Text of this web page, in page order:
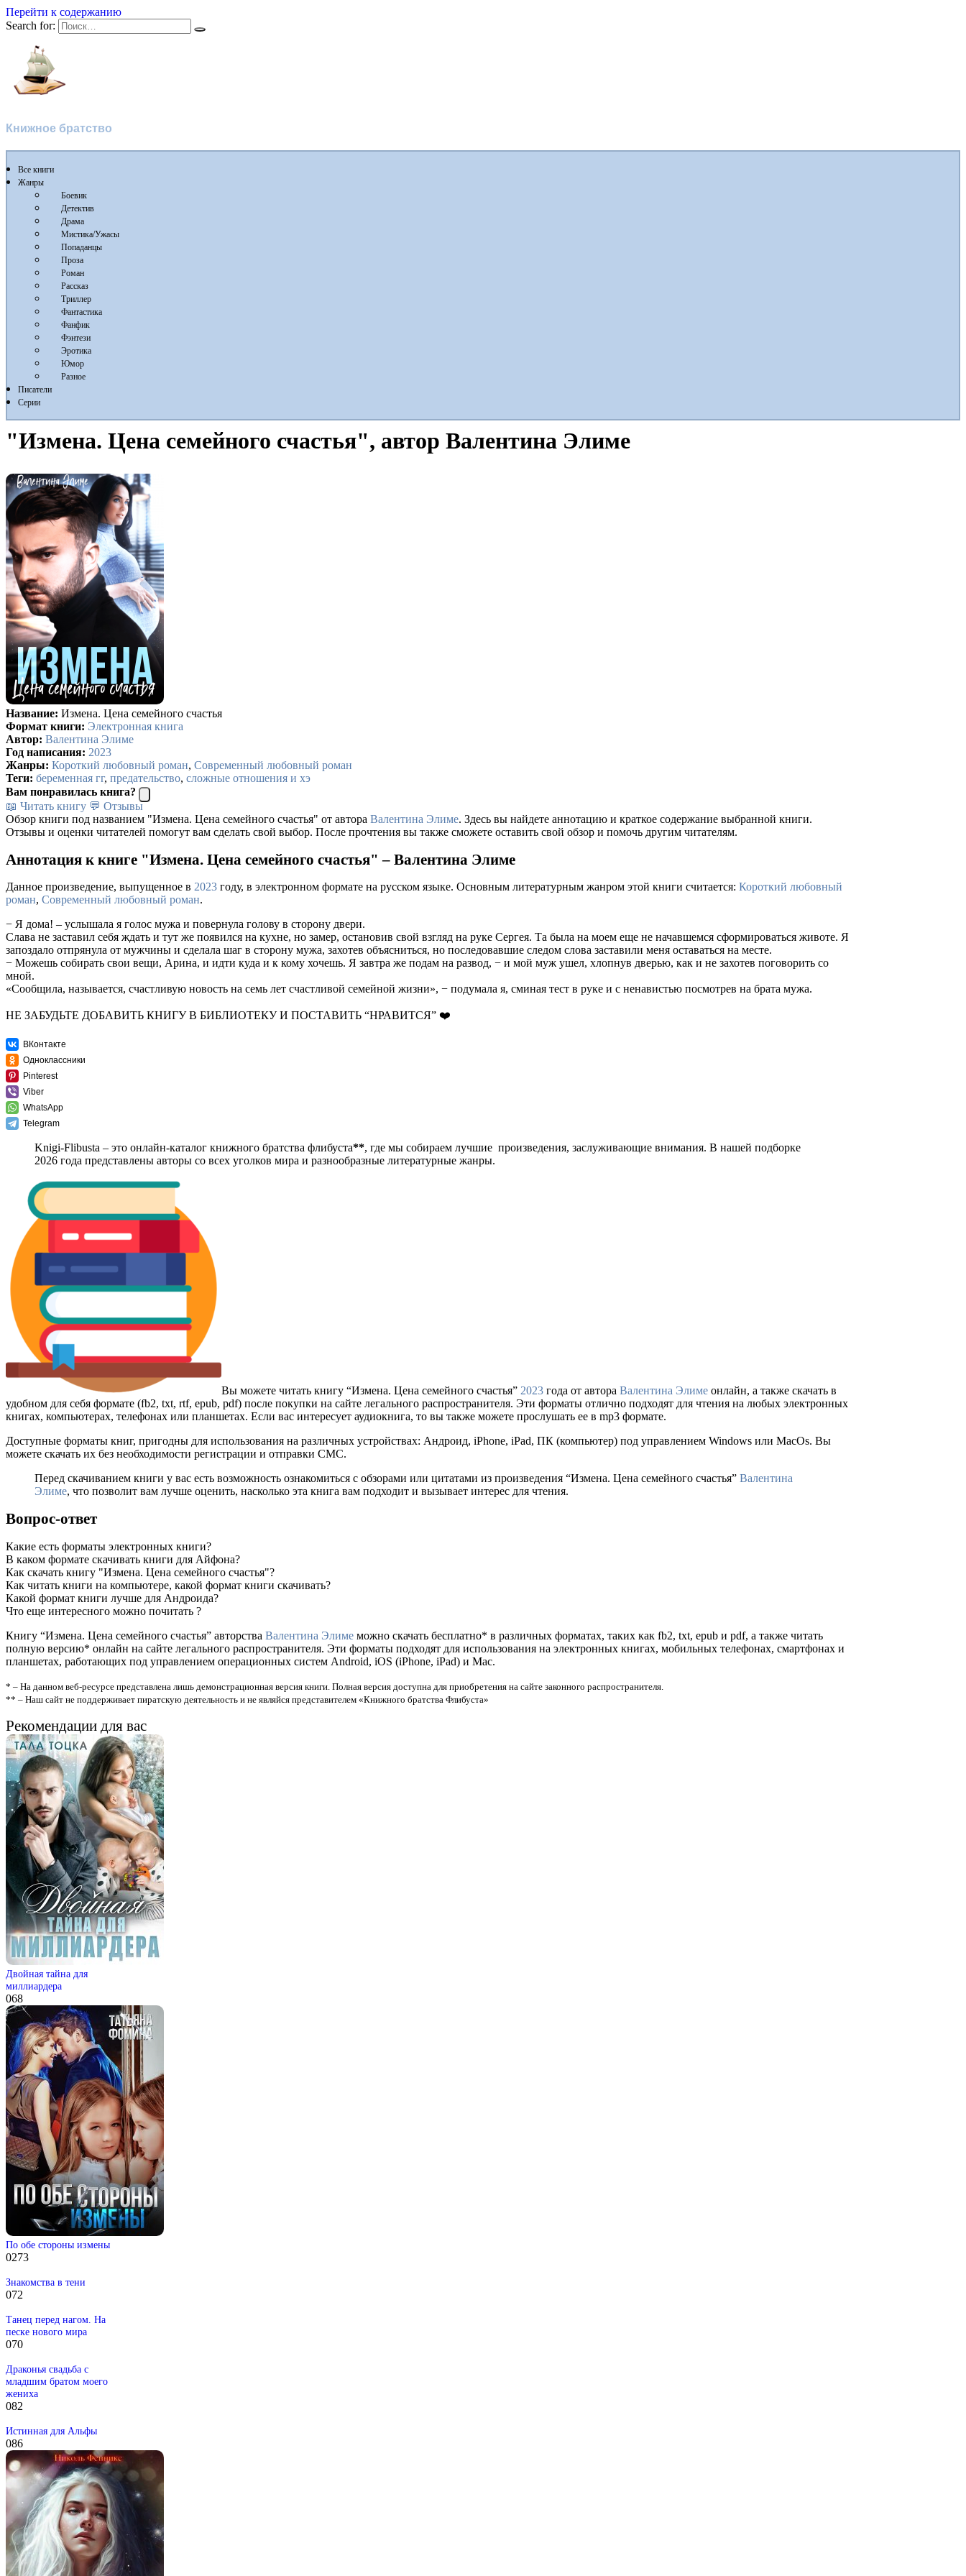
Перейти к содержанию
Search for:
Книжное братство
Все книги
Жанры
Боевик
Детектив
Драма
Мистика/Ужасы
Попаданцы
Проза
Роман
Рассказ
Триллер
Фантастика
Фанфик
Фэнтези
Эротика
Юмор
Разное
Писатели
Серии
"Измена. Цена семейного счастья", автор Валентина Элиме
Название: Измена. Цена семейного счастья
Формат книги: Электронная книга
Автор: Валентина Элиме
Год написания: 2023
Жанры: Короткий любовный роман, Современный любовный роман
Теги: беременная гг, предательство, сложные отношения и хэ
Вам понравилась книга?
📖 Читать книгу 💬 Отзывы
Обзор книги под названием "Измена. Цена семейного счастья" от автора Валентина Элиме. Здесь вы найдете аннотацию и краткое содержание выбранной книги.
Отзывы и оценки читателей помогут вам сделать свой выбор. После прочтения вы также сможете оставить свой обзор и помочь другим читателям.
Аннотация к книге "Измена. Цена семейного счастья" – Валентина Элиме
Данное произведение, выпущенное в 2023 году, в электронном формате на русском языке. Основным литературным жанром этой книги считается: Короткий любовный
роман, Современный любовный роман.
− Я дома! – услышала я голос мужа и повернула голову в сторону двери.
Слава не заставил себя ждать и тут же появился на кухне, но замер, остановив свой взгляд на руке Сергея. Та была на моем еще не начавшемся сформироваться животе. Я
запоздало отпрянула от мужчины и сделала шаг в сторону мужа, захотев объясниться, но последовавшие следом слова заставили меня оставаться на месте.
− Можешь собирать свои вещи, Арина, и идти куда и к кому хочешь. Я завтра же подам на развод, − и мой муж ушел, хлопнув дверью, как и не захотев поговорить со
мной.
«Сообщила, называется, счастливую новость на семь лет счастливой семейной жизни», − подумала я, сминая тест в руке и с ненавистью посмотрев на брата мужа.
НЕ ЗАБУДЬТЕ ДОБАВИТЬ КНИГУ В БИБЛИОТЕКУ И ПОСТАВИТЬ “НРАВИТСЯ” ❤️
ВКонтакте
Одноклассники
Pinterest
Viber
WhatsApp
Telegram
Knigi-Flibusta – это онлайн-каталог книжного братства флибуста**, где мы собираем лучшие произведения, заслуживающие внимания. В нашей подборке
2026 года представлены авторы со всех уголков мира и разнообразные литературные жанры.
Вы можете читать книгу “Измена. Цена семейного счастья” 2023 года от автора Валентина Элиме онлайн, а также скачать в
удобном для себя формате (fb2, txt, rtf, epub, pdf) после покупки на сайте легального распространителя. Эти форматы отлично подходят для чтения на любых электронных
книгах, компьютерах, телефонах или планшетах. Если вас интересует аудиокнига, то вы также можете прослушать ее в mp3 формате.
Доступные форматы книг, пригодны для использования на различных устройствах: Андроид, iPhone, iPad, ПК (компьютер) под управлением Windows или MacOs. Вы
можете скачать их без необходимости регистрации и отправки СМС.
Перед скачиванием книги у вас есть возможность ознакомиться с обзорами или цитатами из произведения “Измена. Цена семейного счастья” Валентина
Элиме, что позволит вам лучше оценить, насколько эта книга вам подходит и вызывает интерес для чтения.
Вопрос-ответ
Какие есть форматы электронных книги?
В каком формате скачивать книги для Айфона?
Как скачать книгу "Измена. Цена семейного счастья"?
Как читать книги на компьютере, какой формат книги скачивать?
Какой формат книги лучше для Андроида?
Что еще интересного можно почитать ?
Книгу “Измена. Цена семейного счастья” авторства Валентина Элиме можно скачать бесплатно* в различных форматах, таких как fb2, txt, epub и pdf, а также читать
полную версию* онлайн на сайте легального распространителя. Эти форматы подходят для использования на электронных книгах, мобильных телефонах, смартфонах и
планшетах, работающих под управлением операционных систем Android, iOS (iPhone, iPad) и Mac.
* – На данном веб-ресурсе представлена лишь демонстрационная версия книги. Полная версия доступна для приобретения на сайте законного распространителя.
** – Наш сайт не поддерживает пиратскую деятельность и не являйся представителем «Книжного братства Флибуста»
Рекомендации для вас
Двойная тайна для
миллиардера
068
По обе стороны измены
0273
Знакомства в тени
072
Танец перед нагом. На
песке нового мира
070
Драконья свадьба с
младшим братом моего
жениха
082
Истинная для Альфы
086